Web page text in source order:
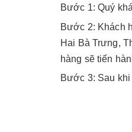
Bước 1: Quý
Bước 2: Khách
Hai Bà Trưng,
hàng sẽ tiến
Bước 3: Sau